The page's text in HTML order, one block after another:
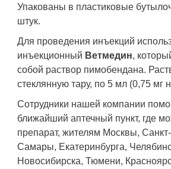
Упакованы в пластиковые
штук.
Для проведения инъекций
инъекционный Ветмедин,
собой раствор пимобендана.
стеклянную тару, по 5 мл (0,75 мг
Сотрудники нашей компании
ближайший аптечный пункт, где
препарат, жителям Москвы,
Самары, Екатеринбурга,
Новосибирска, Тюмени,